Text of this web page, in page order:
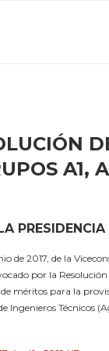
A1,
PRESIDENCIA
de 2017, de la
por la
méritos para la
Ingenieros Técnicos